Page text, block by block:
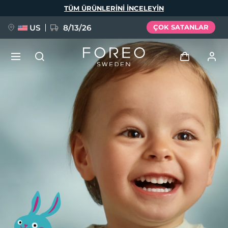
TÜM ÜRÜNLERINI INCELEYIN
US 8/13/26 ÇOK SATANLAR
Giriş
Kullanici profi̇li̇
Cihazlarım
Siparişlerim
Adresim
Aboneliklerim
FAQ™ Pure Beauty-Tech Elixir
BREAKING NEWS
issa™ Teeth Whitening Set
Deutsch
Español
Italiano
Português
Svenska
Русский
Türkçe
简体中文 繁體中文